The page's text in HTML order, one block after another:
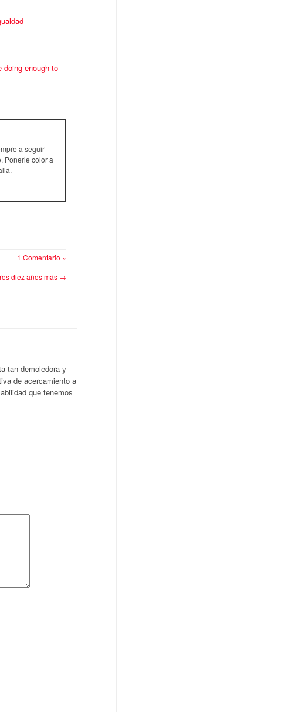
doing-enough-to-
a seguir
Ponerle color a
1 Comentario »
diez años más →
tan demoledora y
de acercamiento a
que tenemos